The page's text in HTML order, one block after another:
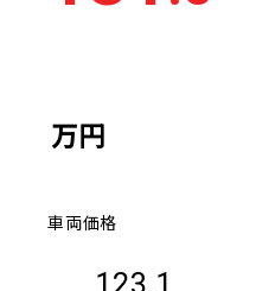
万円
車両価格
123.1